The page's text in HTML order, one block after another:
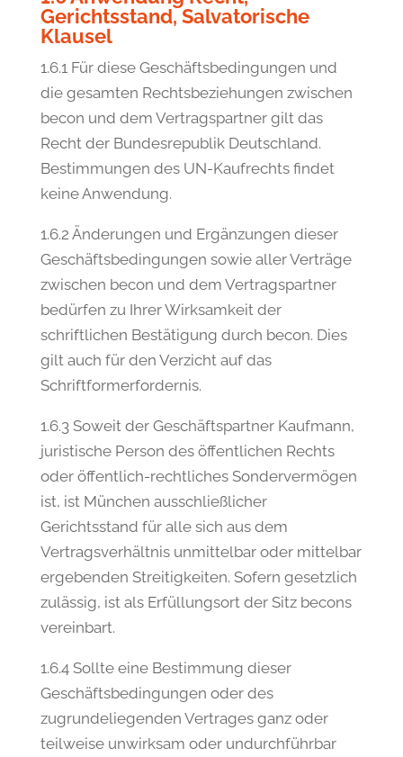
Gerichtsstand, Salvatorische
Klausel
1.6.1 Für diese Geschäftsbedingungen und
die gesamten Rechtsbeziehungen zwischen
becon und dem Vertragspartner gilt das
Recht der Bundesrepublik Deutschland.
Bestimmungen des UN-Kaufrechts findet
keine Anwendung.
1.6.2 Änderungen und Ergänzungen dieser
Geschäftsbedingungen sowie aller Verträge
zwischen becon und dem Vertragspartner
bedürfen zu Ihrer Wirksamkeit der
schriftlichen Bestätigung durch becon. Dies
gilt auch für den Verzicht auf das
Schriftformerfordernis.
1.6.3 Soweit der Geschäftspartner Kaufmann,
juristische Person des öffentlichen Rechts
oder öffentlich-rechtliches Sondervermögen
ist, ist München ausschließlicher
Gerichtsstand für alle sich aus dem
Vertragsverhältnis unmittelbar oder mittelbar
ergebenden Streitigkeiten. Sofern gesetzlich
zulässig, ist als Erfüllungsort der Sitz becons
vereinbart.
1.6.4 Sollte eine Bestimmung dieser
Geschäftsbedingungen oder des
zugrundeliegenden Vertrages ganz oder
teilweise unwirksam oder undurchführbar